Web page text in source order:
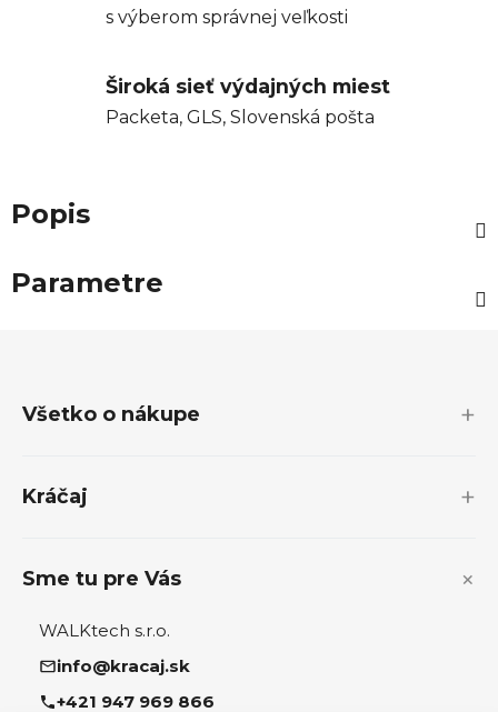
s výberom správnej veľkosti
Široká sieť výdajných miest
Packeta, GLS, Slovenská pošta
Popis
Parametre
Všetko o nákupe
Kráčaj
Sme tu pre Vás
WALKtech s.r.o.
info@kracaj.sk
+421 947 969 866